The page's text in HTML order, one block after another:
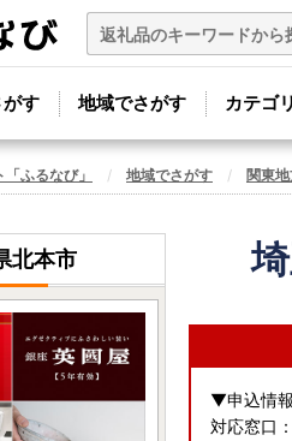
す 地域でさがす カテゴ
ふるなび」 地域でさがす 関東
▼申込情
対応窓口
北本市